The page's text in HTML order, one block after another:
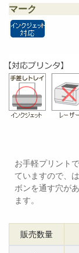
マーク
お手軽プリント
ていますので、
ボンを通す穴が
ます。
販売数量